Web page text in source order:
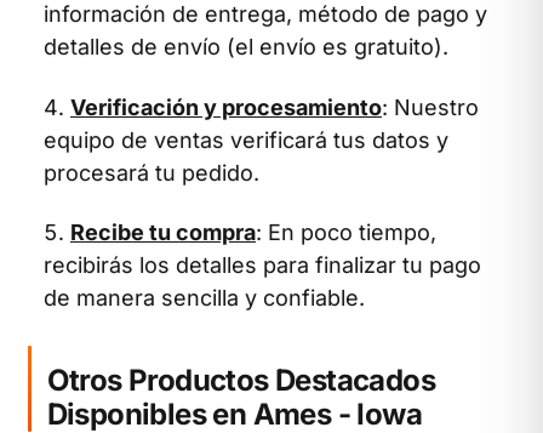
información de entrega, método de pago y
detalles de envío (el envío es gratuito).
Verificación y procesamiento: Nuestro
equipo de ventas verificará tus datos y
procesará tu pedido.
Recibe tu compra: En poco tiempo,
recibirás los detalles para finalizar tu pago
de manera sencilla y confiable.
Otros Productos Destacados
Disponibles en Ames - Iowa